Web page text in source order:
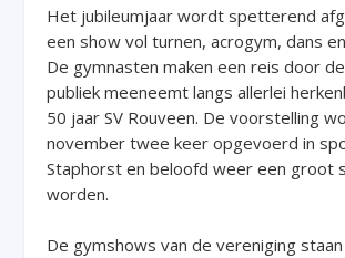
Het jubileumjaar wordt spetterend
een show vol turnen, acrogym, dans
De gymnasten maken een reis door
publiek meeneemt langs allerlei
50 jaar SV Rouveen. De voorstelling
november twee keer opgevoerd in
Staphorst en beloofd weer een groot
worden.
De gymshows van de vereniging